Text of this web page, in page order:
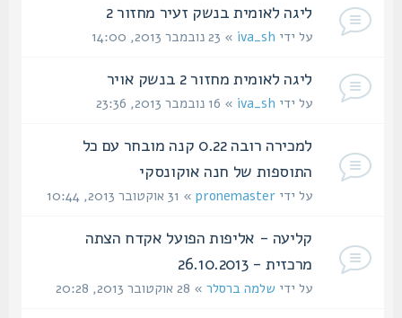
ליגה לאומית בנשק זעיר מחזור 2
על ידיiva_sh» 23 נובמבר 2013, 14:00
ליגה לאומית מחזור 2 בנשק אויר
על ידיiva_sh» 16 נובמבר 2013, 23:36
למכירה רובה 0.22 קנה מובחר עם כל
התוספות של חנה אוקונסקי
על ידיpronemaster» 31 אוקטובר 2013, 10:44
קליעה - אליפות הפועל אקדח הצתה
מרכזית - 26.10.2013
על ידישלמה ברסלר» 28 אוקטובר 2013, 20:28